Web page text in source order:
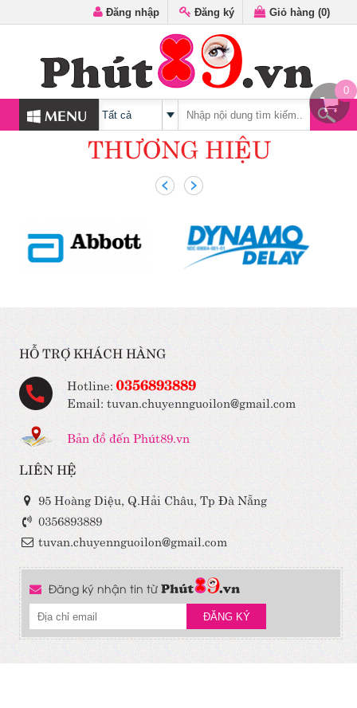
0
Đăng nhập Đăng ký Giỏ hàng (0)
MENU
THƯƠNG HIỆU
HỖ TRỢ KHÁCH HÀNG
Hotline: 0356893889
Email: tuvan.chuyennguoilon@gmail.com
Bản đồ đến Phút89.vn
LIÊN HỆ
95 Hoàng Diệu, Q.Hải Châu, Tp Đà Nẵng
0356893889
tuvan.chuyennguoilon@gmail.com
Đăng ký nhận tin từ